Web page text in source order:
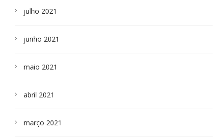
julho 2021
junho 2021
maio 2021
abril 2021
março 2021